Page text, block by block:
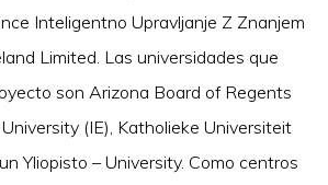
Inteligentno Upravljanje Z Znanjem
Limited. Las universidades que
son Arizona Board of Regents
(IE), Katholieke Universiteit
Yliopisto – University. Como centros